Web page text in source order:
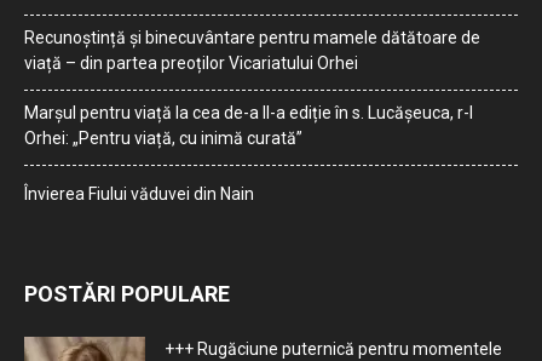
Recunoștință și binecuvântare pentru mamele dătătoare de
viață – din partea preoților Vicariatului Orhei
Marșul pentru viață la cea de-a II-a ediție în s. Lucășeuca, r-l
Orhei: „Pentru viață, cu inimă curată”
Învierea Fiului văduvei din Nain
POSTĂRI POPULARE
+++ Rugăciune puternică pentru momentele